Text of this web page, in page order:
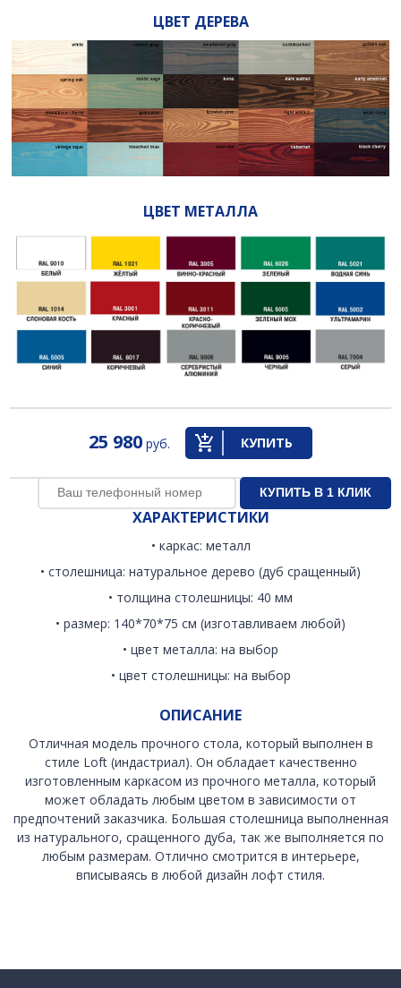
ЦВЕТ ДЕРЕВА
ЦВЕТ МЕТАЛЛА
25 980 руб. КУПИТЬ
ХАРАКТЕРИСТИКИ
• каркас: металл
• столешница: натуральное дерево (дуб сращенный)
• толщина столешницы: 40 мм
• размер: 140*70*75 см (изготавливаем любой)
• цвет металла: на выбор
• цвет столешницы: на выбор
ОПИСАНИЕ
Отличная модель прочного стола, который выполнен в
стиле Loft (индастриал). Он обладает качественно
изготовленным каркасом из прочного металла, который
может обладать любым цветом в зависимости от
предпочтений заказчика. Большая столешница выполненная
из натурального, сращенного дуба, так же выполняется по
любым размерам. Отлично смотрится в интерьере,
вписываясь в любой дизайн лофт стиля.